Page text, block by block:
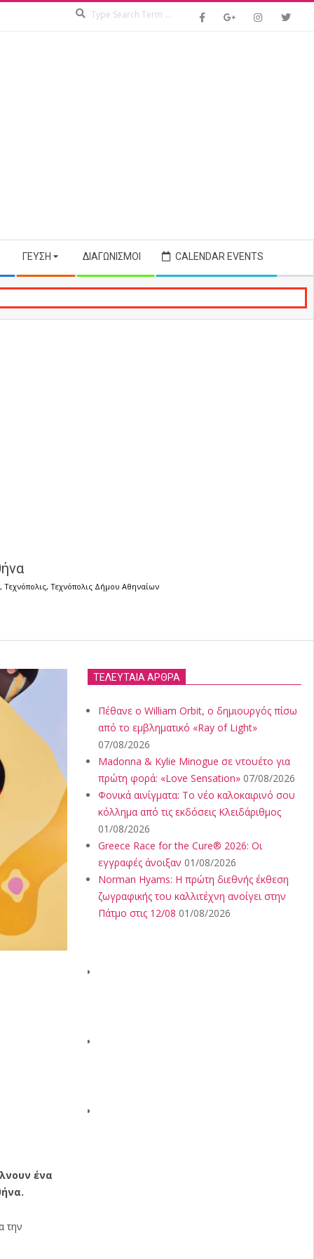
ΓΕΎΣΗ ΔΙΑΓΩΝΙΣΜΟΊ CALENDAR EVENTS
, Τεχνόπολις, Τεχνόπολις Δήμου Αθηναίων
ένα
την
ΤΕΛΕΥΤΑΙΑ ΑΡΘΡΑ
Πέθανε ο William Orbit, ο δημιουργός πίσω
από το εμβληματικό «Ray of Light»
07/08/2026
Madonna & Kylie Minogue σε ντουέτο για
πρώτη φορά: «Love Sensation» 07/08/2026
Φονικά αινίγματα: Το νέο καλοκαιρινό σου
κόλλημα από τις εκδόσεις Κλειδάριθμος
01/08/2026
Greece Race for the Cure® 2026: Οι
εγγραφές άνοιξαν 01/08/2026
Norman Hyams: Η πρώτη διεθνής έκθεση
ζωγραφικής του καλλιτέχνη ανοίγει στην
Πάτμο στις 12/08 01/08/2026